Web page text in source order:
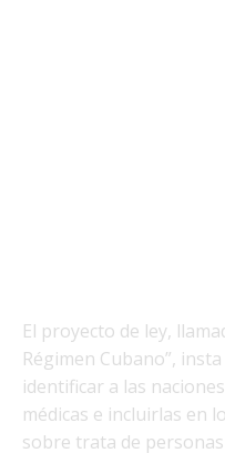
El proyecto de ley,
Régimen Cubano”,
identificar a las
médicas e incluirlas en
sobre trata de